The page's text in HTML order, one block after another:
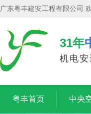
广东粤丰建安工程有限公司
31年
机电
粤丰首页 中央